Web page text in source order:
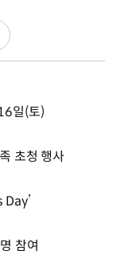
일(토)
초청 행사
참여